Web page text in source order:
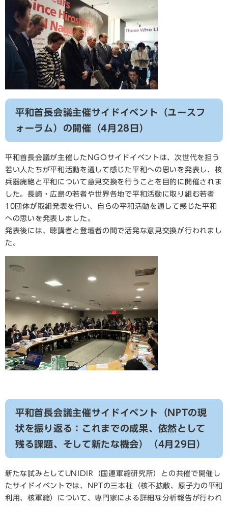
平和首長会議主催サイドイベント（ユースフ
ォーラム）の開催（4月28日）
平和首長会議が主催したNGOサイドイベントは、次世代を担う
若い人たちが平和活動を通して感じた平和への思いを発表し、核
兵器廃絶と平和について意見交換を行うことを目的に開催されま
した。長崎・広島の若者や世界各地で平和活動に取り組む若者
10団体が取組発表を行い、自らの平和活動を通して感じた平和
への思いを発表しました。
発表後には、聴講者と登壇者の間で活発な意見交換が行われまし
た。
平和首長会議主催サイドイベント（NPTの現
状を振り返る：これまでの成果、依然として
残る課題、そして新たな機会）（4月29日）
新たな試みとしてUNIDIR（国連軍縮研究所）との共催で開催し
たサイドイベントでは、NPTの三本柱（核不拡散、原子力の平和
利用、核軍縮）について、専門家による詳細な分析報告が行われ